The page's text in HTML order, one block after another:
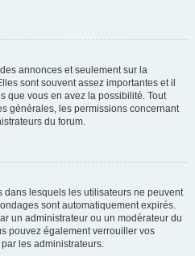
annonces et seulement sur la
sont souvent assez importantes et il
que vous en avez la possibilité. Tout
générales, les permissions concernant
du forum.
dans lesquels les utilisateurs ne peuvent
sont automatiquement expirés.
un administrateur ou un modérateur du
pouvez également verrouiller vos
les administrateurs.